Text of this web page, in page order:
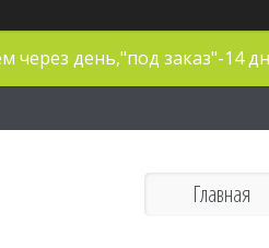
через день,"под заказ"-14
Главная